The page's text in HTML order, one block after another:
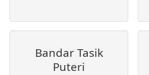
Bandar Tasik
Puteri